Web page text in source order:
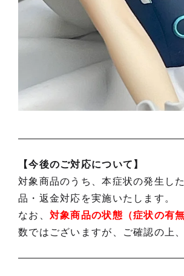
【今後のご対応について】
対象商品のうち、本症状の発生し
品・返金対応を実施いたします。
なお、 対象商品の状態（症状の有
数ではございますが、ご確認の上